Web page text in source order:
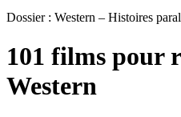
Dossier : Western – Histoires
101 films pour
Western